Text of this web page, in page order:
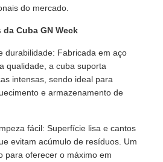
do mercado.
Cuba GN Weck
durabilidade: Fabricada em aço
qualidade, a cuba suporta
intensas, sendo ideal para
e armazenamento de
fácil: Superfície lisa e cantos
evitam acúmulo de resíduos. Um
para oferecer o máximo em